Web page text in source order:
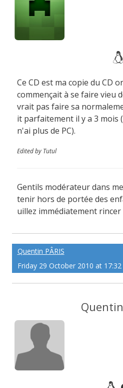
Ce CD est ma copie du CD
commençait à se faire vieu
vrait pas faire sa
it parfaitement il y a 3 mois
n'ai plus de PC).
Edited by Tutul
Gentils modérateur dans
tenir hors de portée des
uillez immédiatement
Quentin PÂRIS
Friday 29 October 2010 at 17:32
Quentin